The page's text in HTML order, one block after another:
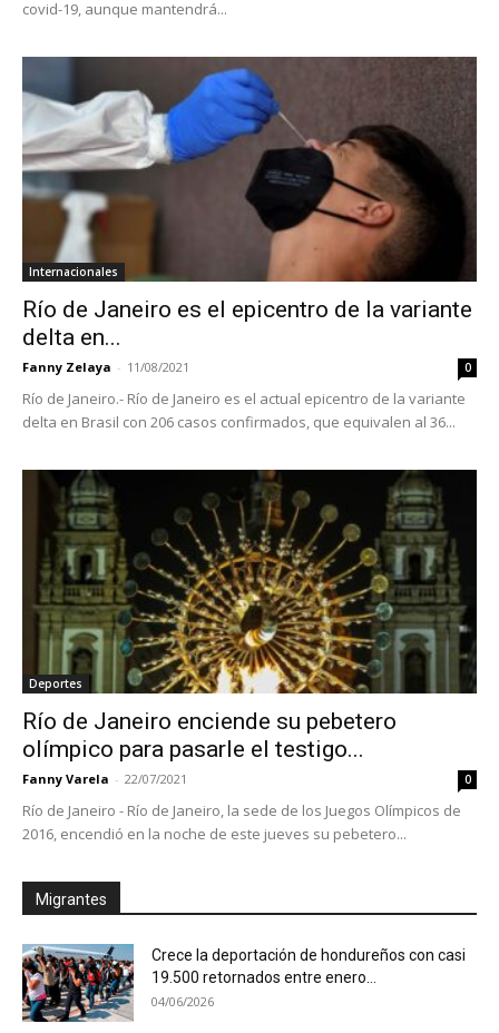
covid-19, aunque mantendrá...
Internacionales
Río de Janeiro es el epicentro de la variante
delta en...
Fanny Zelaya - 11/08/2021 0
Río de Janeiro.- Río de Janeiro es el actual epicentro de la variante
delta en Brasil con 206 casos confirmados, que equivalen al 36...
Deportes
Río de Janeiro enciende su pebetero
olímpico para pasarle el testigo...
Fanny Varela - 22/07/2021 0
Río de Janeiro - Río de Janeiro, la sede de los Juegos Olímpicos de
2016, encendió en la noche de este jueves su pebetero...
Migrantes
Crece la deportación de hondureños con casi
19.500 retornados entre enero...
04/06/2026